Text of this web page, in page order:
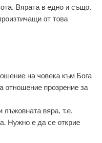
Вярата в едно и също.
от това
на човека към Бога
отношение прозрение за
лъжовната вяра, т.е.
Нужно е да се открие